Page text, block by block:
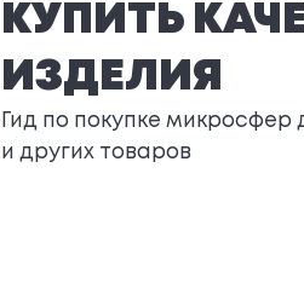
КУПИТЬ
ИЗДЕЛИЯ
Гид по покупке микросфер
и других товаров